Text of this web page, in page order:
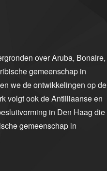
over Aruba, Bonaire,
gemeenschap in
we de ontwikkelingen op de
volgt ook de Antilliaanse en
in Den Haag die
gemeenschap in